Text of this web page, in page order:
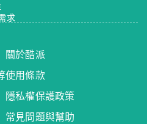
求
關於酷派
使用條款
隱私權保護政策
常見問題與幫助